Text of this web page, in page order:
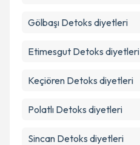
Gölbaşı Detoks diyetleri
Etimesgut Detoks diyetleri
Keçiören Detoks diyetleri
Polatlı Detoks diyetleri
Sincan Detoks diyetleri